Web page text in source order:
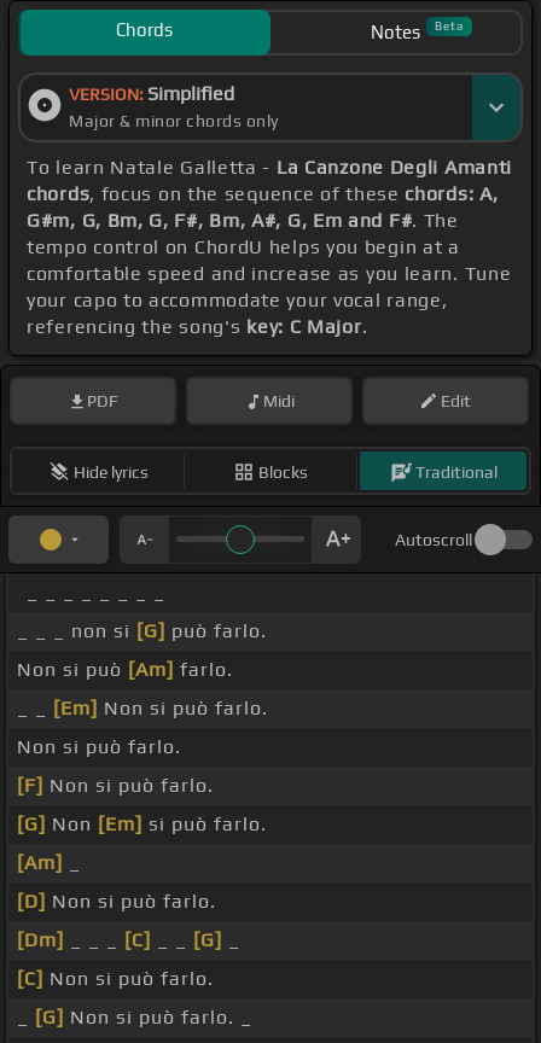
Chords Notes Beta
VERSION: Simplified
Major & minor chords only
To learn Natale Galletta - La Canzone Degli Amanti
chords, focus on the sequence of these chords: A,
G#m, G, Bm, G, F#, Bm, A#, G, Em and F#. The
tempo control on ChordU helps you begin at a
comfortable speed and increase as you learn. Tune
your capo to accommodate your vocal range,
referencing the song's key: C Major.
PDF Midi Edit
Hide lyrics Blocks Traditional
Autoscroll
_ _ _ non si [G] può farlo.
Non si può [Am] farlo.
[Em] Non si può farlo.
Non si può farlo.
[F] Non si può farlo.
[G] Non [Em] si può farlo.
[Am]
[D] Non si può farlo.
[Dm]
[C] [G]
[C] Non si può farlo.
[G] Non si può farlo. _